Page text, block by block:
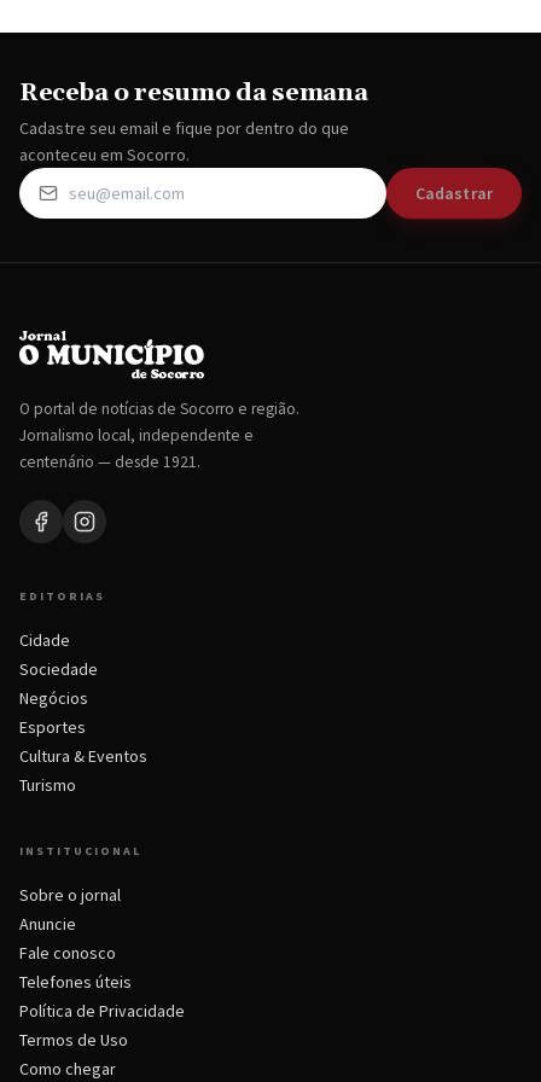
Receba o resumo da semana
Cadastre seu email e fique por dentro do que
aconteceu em Socorro.
Cadastrar
O portal de notícias de Socorro e região.
Jornalismo local, independente e
centenário — desde 1921.
EDITORIAS
Cidade
Sociedade
Negócios
Esportes
Cultura & Eventos
Turismo
INSTITUCIONAL
Sobre o jornal
Anuncie
Fale conosco
Telefones úteis
Política de Privacidade
Termos de Uso
Como chegar